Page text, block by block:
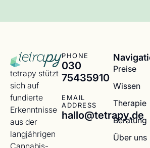
tetrapy stützt
sich auf
fundierte
Erkenntnisse
aus der
langjährigen
PHONE
030
75435910
EMAIL
ADDRESS
hallo@tetrapy.de
Preise
Wissen
Therapie
Beratung
Über uns